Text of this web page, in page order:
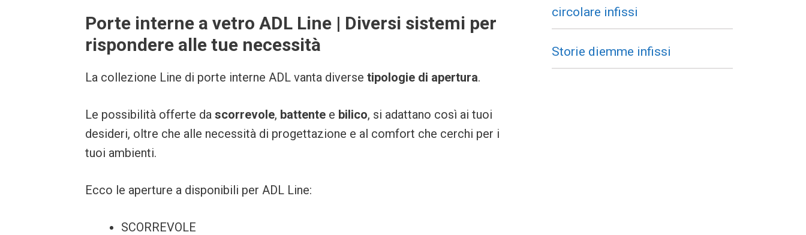
Porte interne a vetro ADL Line | Diversi sistemi per
rispondere alle tue necessità
La collezione Line di porte interne ADL vanta diverse tipologie di apertura.
Le possibilità offerte da scorrevole, battente e bilico, si adattano così ai tuoi
desideri, oltre che alle necessità di progettazione e al comfort che cerchi per i
tuoi ambienti.
Ecco le aperture a disponibili per ADL Line:
SCORREVOLE
circolare infissi
Storie diemme infissi